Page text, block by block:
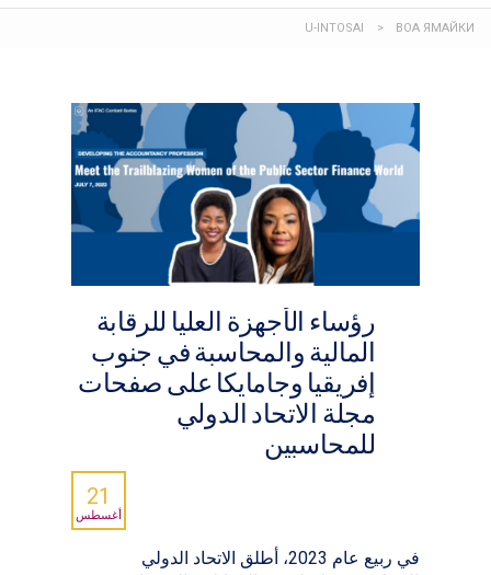
U-INTOSAI > ВОА ЯМАЙКИ
رؤساء الأجهزة العليا للرقابة
المالية والمحاسبة في جنوب
إفريقيا وجامايكا على صفحات
مجلة الاتحاد الدولي
للمحاسبين
21
أغسطس
في ربيع عام 2023، أطلق الاتحاد الدولي